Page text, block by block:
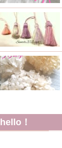
hello！